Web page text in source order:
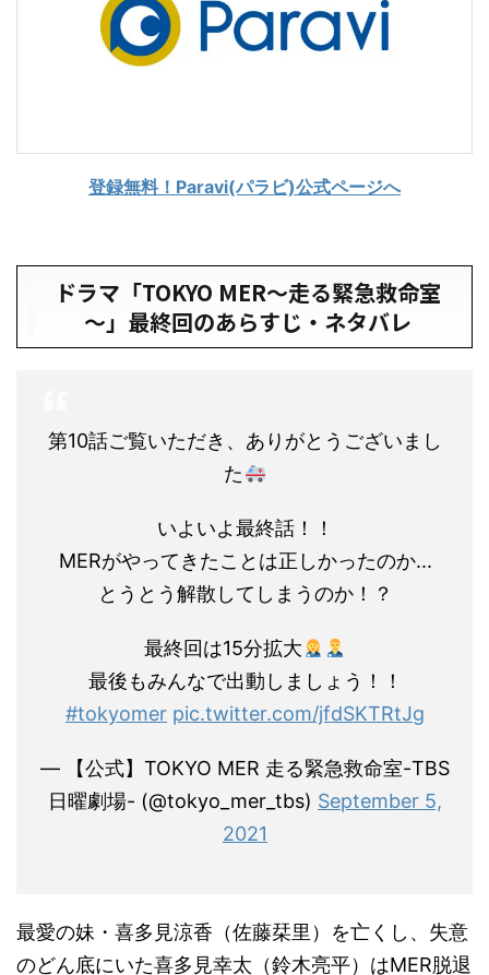
登録無料！Paravi(パラビ)公式ページへ
ドラマ「TOKYO MER～走る緊急救命室
～」最終回のあらすじ・ネタバレ
第10話ご覧いただき、ありがとうございまし
た
いよいよ最終話！！
MERがやってきたことは正しかったのか...
とうとう解散してしまうのか！？
最終回は15分拡大
最後もみんなで出動しましょう！！
#tokyomer pic.twitter.com/jfdSKTRtJg
— 【公式】TOKYO MER 走る緊急救命室-TBS
日曜劇場- (@tokyo_mer_tbs) September 5,
2021
最愛の妹・喜多見涼香（佐藤栞里）を亡くし、失意
のどん底にいた喜多見幸太（鈴木亮平）はMER脱退